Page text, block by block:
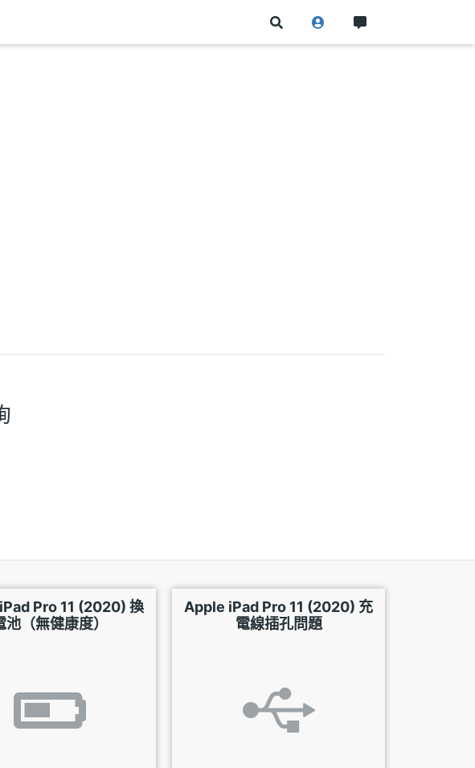
Pro 11 (2020) 換
池（無健康度）
Apple iPad Pro 11 (2020) 充
電線插孔問題